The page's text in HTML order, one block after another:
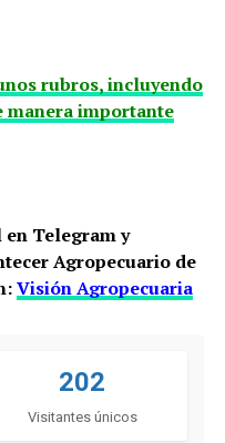
rubros, incluyendo
manera importante
Telegram y
Agropecuario de
Visión Agropecuaria
202
Visitantes únicos